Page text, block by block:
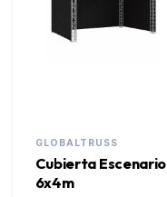
GLOBALTRUSS
Cubierta Escenario
6x4m